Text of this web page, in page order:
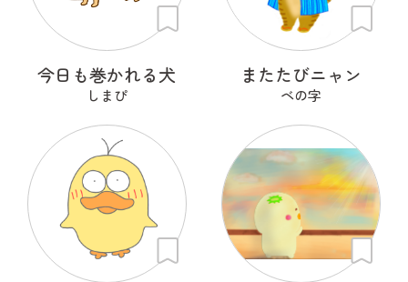
今日も巻かれる犬
しまぴ
またたびニャン
ベの字